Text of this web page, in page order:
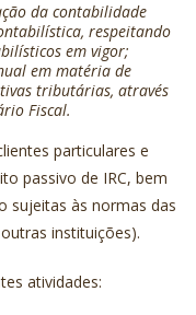
da contabilidade
respeitando
em vigor;
em matéria de
tributárias, através
Fiscal.
particulares e
passivo de IRC, bem
sujeitas às normas das
instituições).
atividades: